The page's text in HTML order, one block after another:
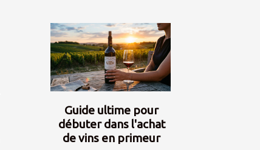
Guide ultime pour
débuter dans l'achat
de vins en primeur